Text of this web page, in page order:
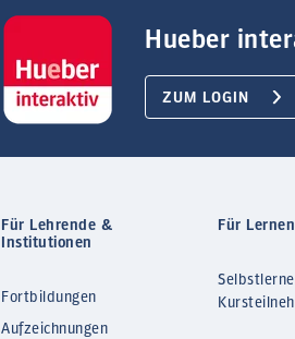
Hueber
ZUM LOGIN
Für Lehrende &
Institutionen
Fortbildungen
Aufzeichnungen
Für